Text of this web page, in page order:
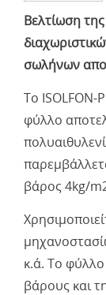
Βελτίωση
σωλήνων
Το ISOLFON-
φύλλο
βάρος 4kg/
κ.ά. Το
βάρους και